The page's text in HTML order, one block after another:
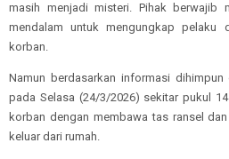
masih menjadi misteri. Pihak berwajib
mendalam untuk mengungkap pelaku
korban.
Namun berdasarkan informasi
pada Selasa (24/3/2026) sekitar pukul
korban dengan membawa tas ransel
keluar dari rumah.